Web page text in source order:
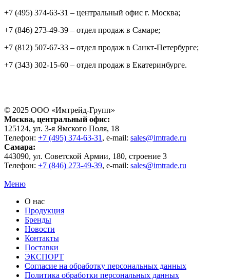
+7 (495) 374-63-31 – центральный офис г. Москва;
+7 (846) 273-49-39 – отдел продаж в Самаре;
+7 (812) 507-67-33 – отдел продаж в Санкт-Петербурге;
+7 (343) 302-15-60 – отдел продаж в Екатеринбурге.
© 2025 ООО «Имтрейд-Групп»
Москва, центральный офис:
125124, ул. 3-я Ямского Поля, 18
Телефон: +7 (495) 374-63-31 , e-mail: sales@imtrade.ru
Самара:
443090, ул. Советской Армии, 180, строение 3
Телефон: +7 (846) 273-49-39, e-mail: sales@imtrade.ru
Меню
О нас
Продукция
Бренды
Новости
Контакты
Поставки
ЭКСПОРТ
Согласие на обработку персональных данных
Политика обработки персональных данных